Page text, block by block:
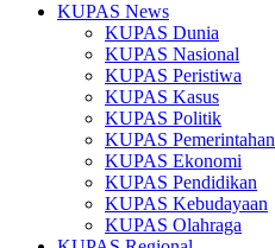
KUPAS News
KUPAS Dunia
KUPAS Nasional
KUPAS Peristiwa
KUPAS Kasus
KUPAS Politik
KUPAS Pemerintahan
KUPAS Ekonomi
KUPAS Pendidikan
KUPAS Kebudayaan
KUPAS Olahraga